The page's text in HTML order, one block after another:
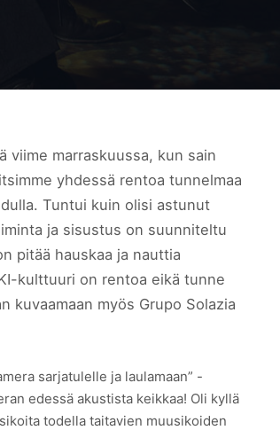
viime marraskuussa, kun sain
yhdessä rentoa tunnelmaa
Tuntui kuin olisi astunut
ja sisustus on suunniteltu
pitää hauskaa ja nauttia
kulttuuri on rentoa eikä tunne
kuvaamaan myös Grupo Solazia
sarjatulelle ja laulamaan” -
edessä akustista keikkaa! Oli kyllä
todella taitavien muusikoiden